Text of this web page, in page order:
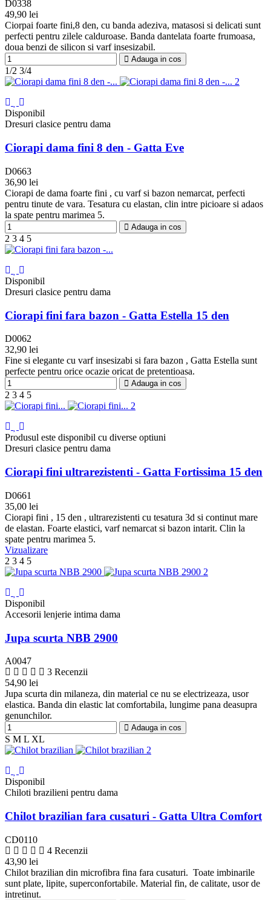
D0338
49,90 lei
Negru
Daino
Golden
Ciorpai foarte fini,8 den, cu banda adeziva, matasosi si delicati sunt
perfecti pentru zilele calduroase. Banda dantelata foarte frumoasa,
doua benzi de silicon si varf insesizabil.
Adauga in cos
1/2 3/4
Disponibil
Dresuri clasice pentru dama
Ciorapi dama fini 8 den - Gatta Eve
D0663
36,90 lei
Negru
Visone
Daino
Golden
Grigio
Naturale
Ciorapi de dama foarte fini , cu varf si bazon nemarcat, perfecti
pentru tinute de vara. Tesatura cu elastan, clin intre picioare si adaos
la spate pentru marimea 5.
Adauga in cos
2 3 4 5
Disponibil
Dresuri clasice pentru dama
Ciorapi fini fara bazon - Gatta Estella 15 den
D0062
32,90 lei
Negru
Visone
Fumo
Grafit
Daino
Golden
Topino
Fine si elegante cu varf insesizabi si fara bazon , Gatta Estella sunt
perfecte pentru orice ocazie oricat de pretentioasa.
Adauga in cos
2 3 4 5
Produsul este disponibil cu diverse optiuni
Dresuri clasice pentru dama
Ciorapi fini ultrarezistenti - Gatta Fortissima 15 den
D0661
35,00 lei
Negru
Ciorapi fini , 15 den , ultrarezistenti cu tesatura 3d si continut mare
de elastan. Foarte elastici, varf nemarcat si bazon intarit. Clin la
spate pentru marimea 5.
Vizualizare
2 3 4 5
Disponibil
Accesorii lenjerie intima dama
Jupa scurta NBB 2900
A0047
3 Recenzii
54,90 lei
Alb
Negru
Bej
Jupa scurta din milaneza, din material ce nu se electrizeaza, usor
elastica. Banda din elastic lat comfortabila, lungime pana deasupra
genunchilor.
Adauga in cos
S M L XL
Disponibil
Chiloti brazilieni pentru dama
Chilot brazilian fara cusaturi - Gatta Ultra Comfort
CD0110
4 Recenzii
43,90 lei
Negru
Bej
Chilot brazilian din microfibra fina fara cusaturi. Toate imbinarile
sunt plate, lipite, superconfortabile. Material fin, de calitate, usor de
intretinut.